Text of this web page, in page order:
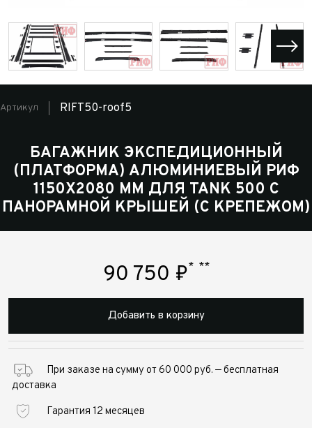
Артикул RIFT50-roof5
БАГАЖНИК ЭКСПЕДИЦИОННЫЙ
(ПЛАТФОРМА) АЛЮМИНИЕВЫЙ РИФ
1150X2080 ММ ДЛЯ TANK 500 С
ПАНОРАМНОЙ КРЫШЕЙ (С КРЕПЕЖОМ)
90 750 ₽* **
Добавить в корзину
При заказе на сумму от 60 000 руб. — бесплатная
доставка
Гарантия 12 месяцев